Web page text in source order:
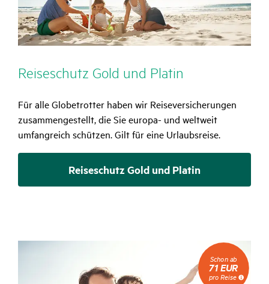
Reise­schutz Gold und Platin
Für alle Globetrotter haben wir Reiseversicherungen
zusammengestellt, die Sie europa- und weltweit
umfangreich schützen. Gilt für eine Urlaubsreise.
Reiseschutz Gold und Platin
Schon
ab
EUR
Schon ab
71 EUR
pro Reise